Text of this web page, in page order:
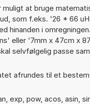
muligt at bruge
som f.eks. '26 * 66
hinanden i
eller '7mm x 47cm x
selvfølgelig passe
afrundes til et
exp, pow, acos, asin,